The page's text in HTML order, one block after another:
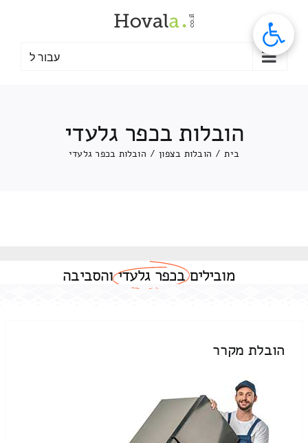
עבור ל
הובלות בכפר גלעדי
בית / הובלות בצפון / הובלות בכפר גלעדי
מוביליםבכפר גלעדיוהסביבה
הובלת מקרר